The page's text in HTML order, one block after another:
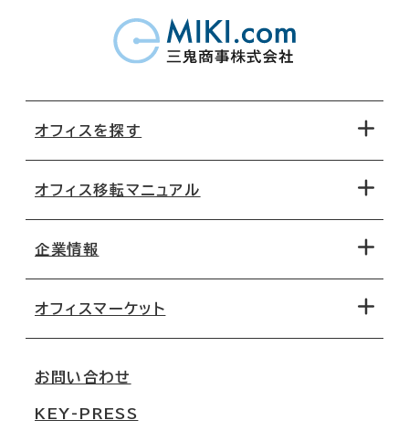
オフィスを探す
地図から探す
路線・駅から探す
オフィス移転マニュアル
移転コストシミュレーション
移転スケジュール
オフィス移転Q&A
企業情報
オフィスマーケット
大阪
お問い合わせ
KEY-PRESS